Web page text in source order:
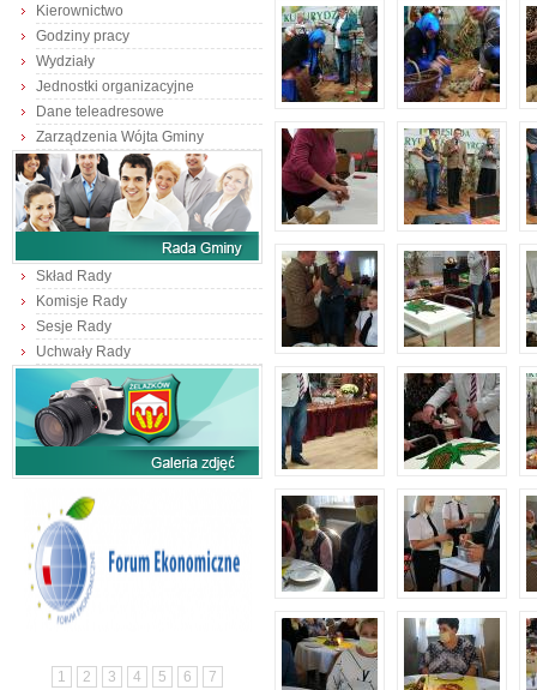
Kierownictwo
Godziny pracy
Wydziały
Jednostki organizacyjne
Dane teleadresowe
Zarządzenia Wójta Gminy
Skład Rady
Komisje Rady
Sesje Rady
Uchwały Rady
1 2 3 4 5 6 7